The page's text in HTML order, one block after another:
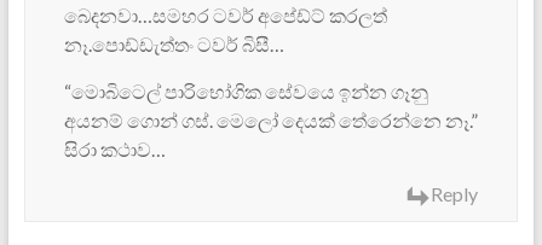
බෙදනවා…සමහර ටවර් අප්‍ඩේට් කරලත්
නෑ.පොඩ්ඩැත්තං ටවර් බිසී…
“මොබිටෙල් පාරිභෝගික සේවයෙ ඉන්න ගෑනු
අයනම් ගොන් ගස්. මෙලෝ දෙයක් තේරෙන්නෙ නෑ.”
සිරා කථාව…
Reply